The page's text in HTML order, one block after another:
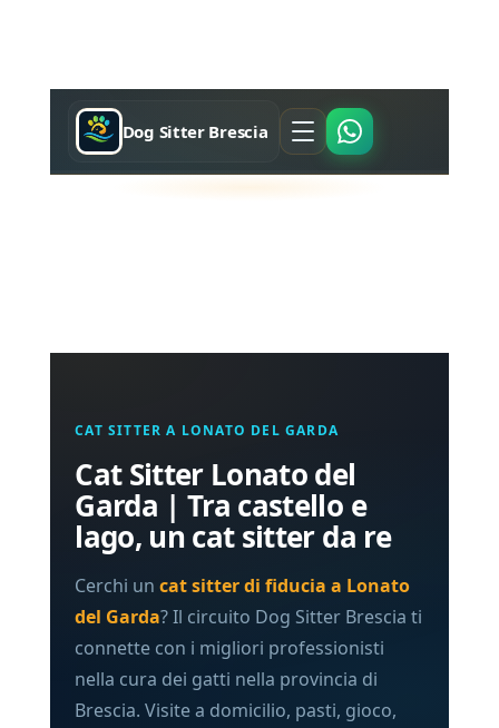
Dog Sitter Brescia
CAT SITTER A LONATO DEL GARDA
Cat Sitter Lonato del
Garda | Tra castello e
lago, un cat sitter da re
Cerchi uncat sitter di fiducia a Lonato
del Garda? Il circuito Dog Sitter Brescia ti
connette con i migliori professionisti
nella cura dei gatti nella provincia di
Brescia. Visite a domicilio, pasti, gioco,